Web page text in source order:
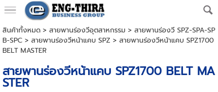
สินค้าทั้งหมด> สายพานร่องวีอุตสาหกรรม > สายพานร่องวี SPZ-SPA-SP
B-SPC> สายพานร่องวีหน้าแคบ SPZ > สายพานร่องวีหน้าแคบ SPZ1700
BELT MASTER
สายพานร่องวีหน้าแคบ SPZ1700 BELT MA
STER